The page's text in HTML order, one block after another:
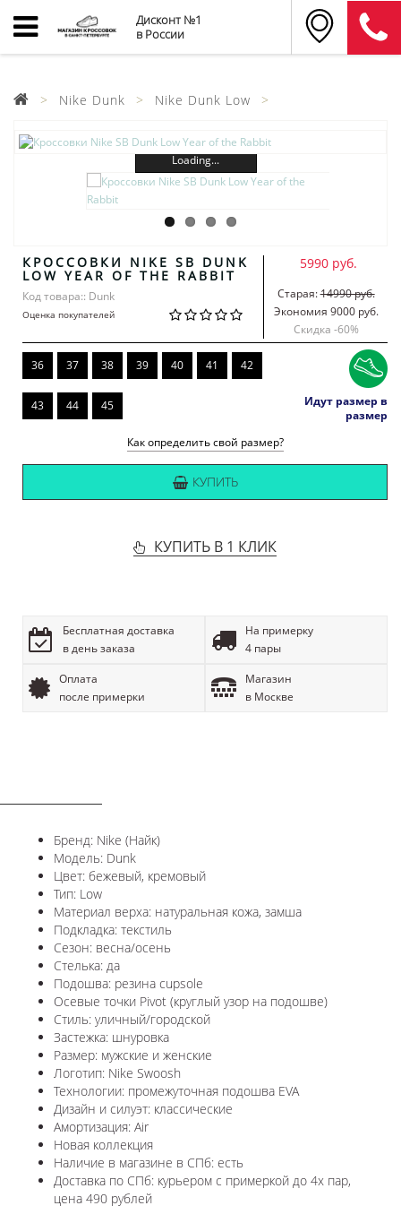
Дисконт №1
в России
Nike Dunk Nike Dunk Low
Loading...
КРОССОВКИ NIKE SB DUNK
LOW YEAR OF THE RABBIT
Код товара:: Dunk
Оценка покупателей
5990 руб.
Старая:14990 руб.
Экономия 9000 руб.
Скидка -60%
36 37 38 39 40 41 42
43 44 45
Идут размер в
размер
Как определить свой размер?
КУПИТЬ
КУПИТЬ В 1 КЛИК
Бесплатная доставка
в день заказа
На примерку
4 пары
Оплата
после примерки
Магазин
в Москве
Бренд: Nike (Найк)
Модель: Dunk
Цвет: бежевый, кремовый
Тип: Low
Материал верха: натуральная кожа, замша
Подкладка: текстиль
Сезон: весна/осень
Стелька: да
Подошва: резина cupsole
Осевые точки Pivot (круглый узор на подошве)
Стиль: уличный/городской
Застежка: шнуровка
Размер: мужские и женские
Логотип: Nike Swoosh
Технологии: промежуточная подошва EVA
Дизайн и силуэт: классические
Амортизация: Air
Новая коллекция
Наличие в магазине в СПб: есть
Доставка по СПб: курьером с примеркой до 4х пар,
цена 490 рублей